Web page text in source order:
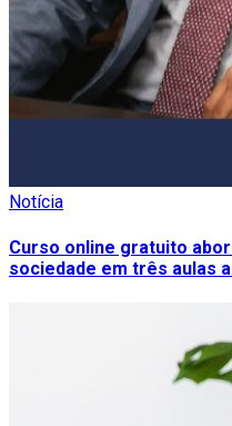
Notícia
Curso online gratuito
sociedade em três aulas